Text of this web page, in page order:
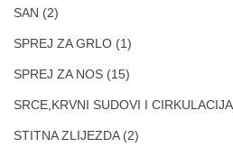
SAN (2)
SPREJ ZA GRLO (1)
SPREJ ZA NOS (15)
SRCE,KRVNI SUDOVI I CIRKULACIJA
STITNA ZLIJEZDA (2)